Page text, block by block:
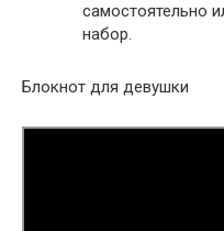
самостоятельно
набор.
Блокнот для девушки